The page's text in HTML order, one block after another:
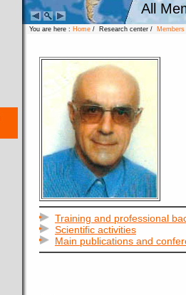
All
You are here : Home / Research center / Members
Training and professional
Scientific activities
Main publications and